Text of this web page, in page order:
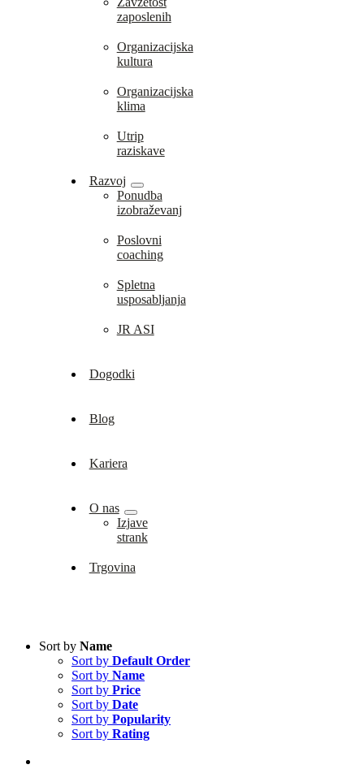
zaposlenih
Organizacijska
kultura
Organizacijska
klima
Utrip
raziskave
Razvoj
Ponudba
izobraževanj
Poslovni
coaching
Spletna
usposabljanja
JR ASI
Dogodki
Blog
Kariera
O nas
Izjave
strank
Trgovina
Sort by Name
Sort by Default Order
Sort by Name
Sort by Price
Sort by Date
Sort by Popularity
Sort by Rating